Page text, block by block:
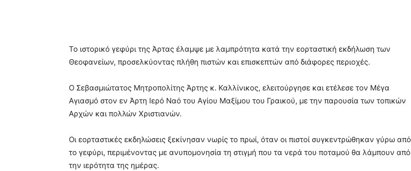
Το ιστορικό γεφύρι της Άρτας έλαμψε με λαμπρότητα κατά την εορταστική εκδήλωση των
Θεοφανείων, προσελκύοντας πλήθη πιστών και επισκεπτών από διάφορες περιοχές.
Ο Σεβασμιώτατος Μητροπολίτης Άρτης κ. Καλλίνικος, ελειτούργησε και ετέλεσε τον Μέγα
Αγιασμό στον εν Άρτη Ιερό Ναό του Αγίου Μαξίμου του Γραικού, με την παρουσία των τοπικών
Αρχών και πολλών Χριστιανών.
Οι εορταστικές εκδηλώσεις ξεκίνησαν νωρίς το πρωί, όταν οι πιστοί συγκεντρώθηκαν γύρω από
το γεφύρι, περιμένοντας με ανυπομονησία τη στιγμή που τα νερά του ποταμού θα λάμπουν από
την ιερότητα της ημέρας.